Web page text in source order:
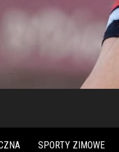
SPORTY ZIMOWE